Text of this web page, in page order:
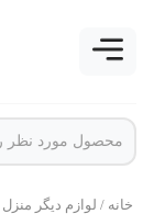
خانه/ لوازم دیگر منزل/